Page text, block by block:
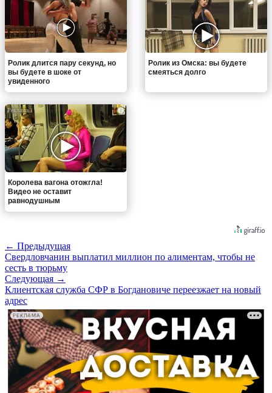
Ролик длится пару секунд, но
вы будете в шоке от
увиденного
Ролик из Омска: вы будете
смеяться долго
i
Королева вагона отожгла!
Видео не оставит
равнодушным
← Предыдущая
Свердловчанин выплатил миллион по алиментам, чтобы не
сесть в тюрьму
Следующая →
Клиентская служба СФР в Богдановиче переезжает на новый
адрес
РЕКЛАМА